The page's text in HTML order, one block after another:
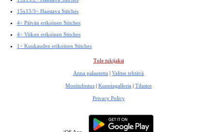
15x15/3÷ Haastava Stitches
4÷ Päivän erikoinen Stitches
4÷ Viikon erikoinen Stitches
1÷ Kuukauden erikoinen Stitches
Tule tukijaksi
Anna palautetta | Valitse tehtävä
Monitulostus | Kunniagalleria | Tilastot
Privacy Policy